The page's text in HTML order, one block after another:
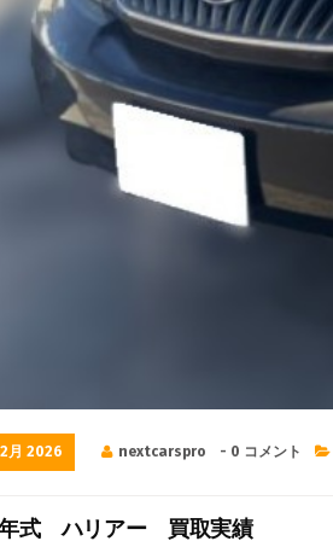
月 2026 nextcarspro - 0 コメント
式 ハリアー 買取実績